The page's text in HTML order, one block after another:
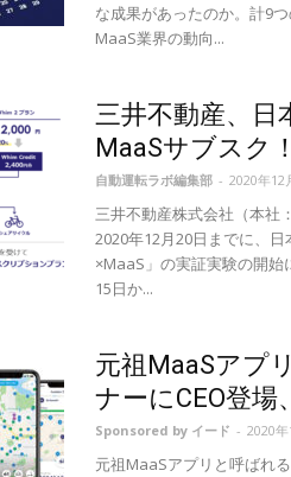
な成果があったのか。計9
MaaS業界の動向...
三井不動産、日
MaaSサブスク
自動運転ラボ編集部 - 2020年12
三井不動産株式会社（本社
2020年12月20日までに、
×MaaS」の実証実験の開始
15日か...
元祖MaaSアプ
ナーにCEO登
Sponsored by イード - 2020
元祖MaaSアプリと呼ばれ